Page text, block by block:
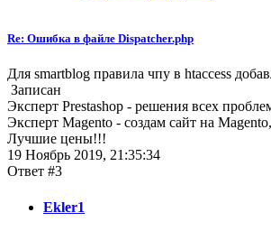
Re: Ошибка в файле Dispatcher.php
Для smartblog правила чпу в htaccess
Записан
Эксперт Prestashop - решения всех
Эксперт Magento - создам сайт на
Лучшие цены!!!
19 Ноябрь 2019, 21:35:34
Ответ #3
Ekler1